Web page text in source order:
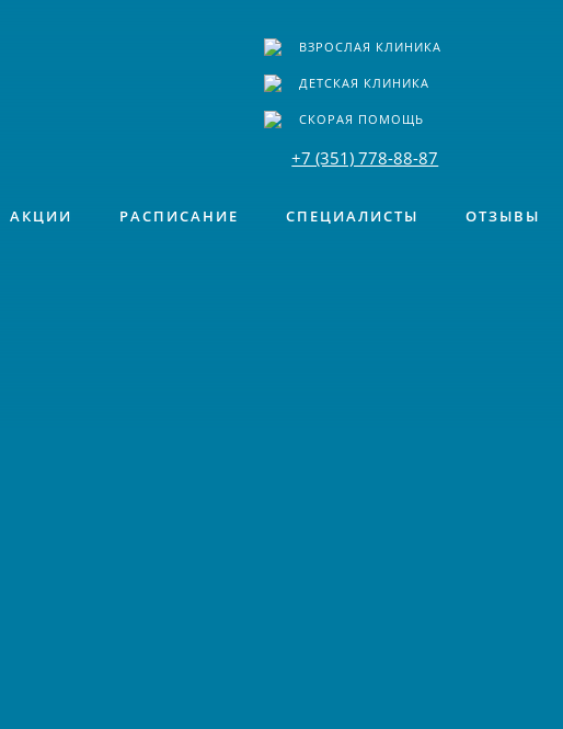
ВЗРОСЛАЯ КЛИНИКА
ДЕТСКАЯ КЛИНИКА
СКОРАЯ ПОМОЩЬ
+7 (351) 778-88-87
АКЦИИ РАСПИСАНИЕ СПЕЦИАЛИСТЫ ОТЗЫВЫ